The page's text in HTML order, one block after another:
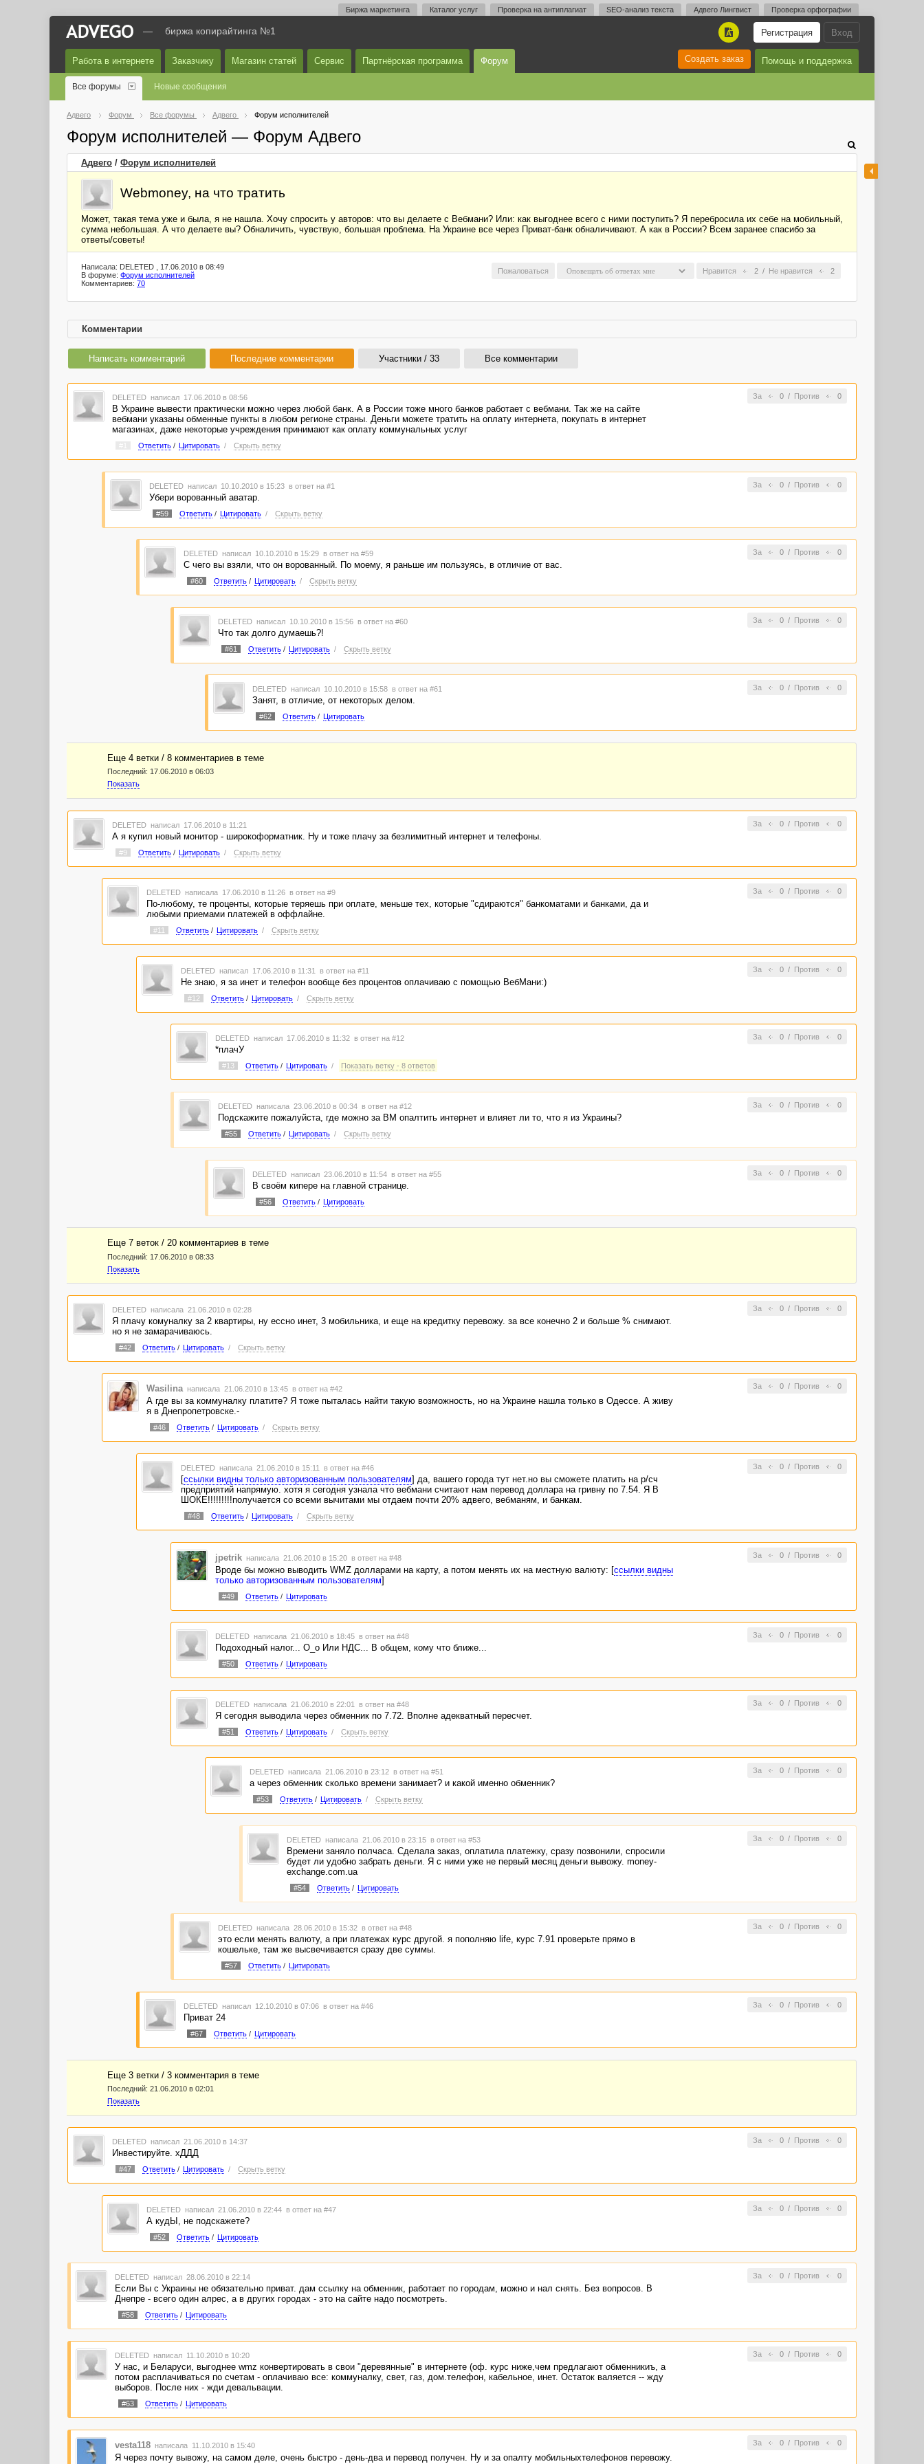
Биржа маркетинга Каталог услуг Проверка на антиплагиат SEO-анализ текста Адвего Лингвист Проверка орфографии
Вход
Регистрация
A
— биржа копирайтинга №1
Работа в интернете Заказчику Магазин статей Сервис Партнёрская программа Форум Помощь и поддержка
Создать заказ
Все форумы Новые сообщения
Адвего Форум Все форумы Адвего Форум исполнителей
Форум исполнителей — Форум Адвего
Адвего / Форум исполнителей
Webmoney, на что тратить
Может, такая тема уже и была, я не нашла. Хочу спросить у авторов: что вы делаете с Вебмани? Или: как выгоднее всего с ними поступить? Я перебросила их себе на мобильный,
сумма небольшая. А что делаете вы? Обналичить, чувствую, большая проблема. На Украине все через Приват-банк обналичивают. А как в России? Всем заранее спасибо за
ответы/советы!
Нравится 2 / Не нравится 2
Пожаловаться
Написала: DELETED , 17.06.2010 в 08:49
В форуме: Форум исполнителей
Комментариев: 70
Комментарии
Написать комментарий Последние комментарии Участники / 33 Все комментарии
За 0/ Против 0
DELETED написал 17.06.2010 в 08:56
В Украине вывести практически можно через любой банк. А в России тоже много банков работает с вебмани. Так же на сайте
вебмани указаны обменные пункты в любом регионе страны. Деньги можете тратить на оплату интернета, покупать в интернет
магазинах, даже некоторые учреждения принимают как оплату коммунальных услуг
Ответить/ Цитировать / Скрыть ветку
За 0/ Против 0
DELETED написал 10.10.2010 в 15:23 в ответ на #1
Убери ворованный аватар.
#59 Ответить/ Цитировать / Скрыть ветку
За 0/ Против 0
DELETED написал 10.10.2010 в 15:29 в ответ на #59
С чего вы взяли, что он ворованный. По моему, я раньше им пользуясь, в отличие от вас.
#60 Ответить/ Цитировать / Скрыть ветку
За 0/ Против 0
DELETED написал 10.10.2010 в 15:56 в ответ на #60
Что так долго думаешь?!
#61 Ответить/ Цитировать / Скрыть ветку
За 0/ Против 0
DELETED написал 10.10.2010 в 15:58 в ответ на #61
Занят, в отличие, от некоторых делом.
#62 Ответить/ Цитировать
Еще 4 ветки / 8 комментариев в темe
Последний: 17.06.2010 в 06:03
Показать
За 0/ Против 0
DELETED написал 17.06.2010 в 11:21
А я купил новый монитор - широкоформатник. Ну и тоже плачу за безлимитный интернет и телефоны.
#9 Ответить/ Цитировать / Скрыть ветку
За 0/ Против 0
DELETED написала 17.06.2010 в 11:26 в ответ на #9
По-любому, те проценты, которые теряешь при оплате, меньше тех, которые "сдираются" банкоматами и банками, да и
любыми приемами платежей в оффлайне.
#11 Ответить/ Цитировать / Скрыть ветку
За 0/ Против 0
DELETED написал 17.06.2010 в 11:31 в ответ на #11
Не знаю, я за инет и телефон вообще без процентов оплачиваю с помощью ВебМани:)
#12 Ответить/ Цитировать / Скрыть ветку
За 0/ Против 0
DELETED написал 17.06.2010 в 11:32 в ответ на #12
*плачУ
#13 Ответить/ Цитировать / Показать ветку - 8 ответов
За 0/ Против 0
DELETED написала 23.06.2010 в 00:34 в ответ на #12
Подскажите пожалуйста, где можно за ВМ опалтить интернет и влияет ли то, что я из Украины?
#55 Ответить/ Цитировать / Скрыть ветку
За 0/ Против 0
DELETED написал 23.06.2010 в 11:54 в ответ на #55
В своём кипере на главной странице.
#56 Ответить/ Цитировать
Еще 7 веток / 20 комментариев в темe
Последний: 17.06.2010 в 08:33
Показать
За 0/ Против 0
DELETED написала 21.06.2010 в 02:28
Я плачу комуналку за 2 квартиры, ну ессно инет, 3 мобильника, и еще на кредитку перевожу. за все конечно 2 и больше % снимают.
но я не замарачиваюсь.
#42 Ответить/ Цитировать / Скрыть ветку
За 0/ Против 0
Wasilina написала 21.06.2010 в 13:45 в ответ на #42
А где вы за коммуналку платите? Я тоже пыталась найти такую возможность, но на Украине нашла только в Одессе. А живу
я в Днепропетровске.-
#46 Ответить/ Цитировать / Скрыть ветку
За 0/ Против 0
DELETED написала 21.06.2010 в 15:11 в ответ на #46
[ссылки видны только авторизованным пользователям] да, вашего города тут нет.но вы сможете платить на р/сч
предприятий напрямую. хотя я сегодня узнала что вебмани считают нам перевод доллара на гривну по 7.54. Я В
ШОКЕ!!!!!!!!!получается со всеми вычитами мы отдаем почти 20% адвего, вебманям, и банкам.
#48 Ответить/ Цитировать / Скрыть ветку
За 0/ Против 0
jpetrik написала 21.06.2010 в 15:20 в ответ на #48
Вроде бы можно выводить WMZ долларами на карту, а потом менять их на местную валюту: [ссылки видны
только авторизованным пользователям]
#49 Ответить/ Цитировать
За 0/ Против 0
DELETED написала 21.06.2010 в 18:45 в ответ на #48
Подоходный налог... О_о Или НДС... В общем, кому что ближе...
#50 Ответить/ Цитировать
За 0/ Против 0
DELETED написала 21.06.2010 в 22:01 в ответ на #48
Я сегодня выводила через обменник по 7.72. Вполне адекватный пересчет.
#51 Ответить/ Цитировать / Скрыть ветку
За 0/ Против 0
DELETED написала 21.06.2010 в 23:12 в ответ на #51
а через обменник сколько времени занимает? и какой именно обменник?
#53 Ответить/ Цитировать / Скрыть ветку
За 0/ Против 0
DELETED написала 21.06.2010 в 23:15 в ответ на #53
Времени заняло полчаса. Сделала заказ, оплатила платежку, сразу позвонили, спросили
будет ли удобно забрать деньги. Я с ними уже не первый месяц деньги вывожу. money-
exchange.com.ua
#54 Ответить/ Цитировать
За 0/ Против 0
DELETED написала 28.06.2010 в 15:32 в ответ на #48
это если менять валюту, а при платежах курс другой. я пополняю life, курс 7.91 проверьте прямо в
кошельке, там же высвечивается сразу две суммы.
#57 Ответить/ Цитировать
За 0/ Против 0
DELETED написал 12.10.2010 в 07:06 в ответ на #46
Приват 24
#67 Ответить/ Цитировать
Еще 3 ветки / 3 комментария в темe
Последний: 21.06.2010 в 02:01
Показать
За 0/ Против 0
DELETED написал 21.06.2010 в 14:37
Инвестируйте. хДДД
#47 Ответить/ Цитировать / Скрыть ветку
За 0/ Против 0
DELETED написал 21.06.2010 в 22:44 в ответ на #47
А кудЫ, не подскажете?
#52 Ответить/ Цитировать
За 0/ Против 0
DELETED написал 28.06.2010 в 22:14
Если Вы с Украины не обязательно приват. дам ссылку на обменник, работает по городам, можно и нал снять. Без вопросов. В
Днепре - всего один алрес, а в других городах - это на сайте надо посмотреть.
#58 Ответить/ Цитировать
За 0/ Против 0
DELETED написал 11.10.2010 в 10:20
У нас, и Беларуси, выгоднее wmz конвертировать в свои "деревянные" в интернете (оф. курс ниже,чем предлагают обменникиъ, а
потом расплачиваться по счетам - оплачиваю все: коммуналку, свет, газ, дом.телефон, кабельное, инет. Остаток валяется -- жду
выборов. После них - жди девальвации.
#63 Ответить/ Цитировать
За 0/ Против 0
vesta118 написала 11.10.2010 в 15:40
Я через почту вывожу, на самом деле, очень быстро - день-два и перевод получен. Ну и за опалту мобильныхтелефонов перевожу.